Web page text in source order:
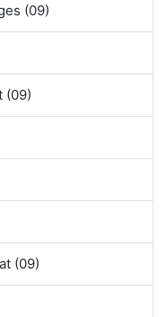
(09)
(09)
(09)